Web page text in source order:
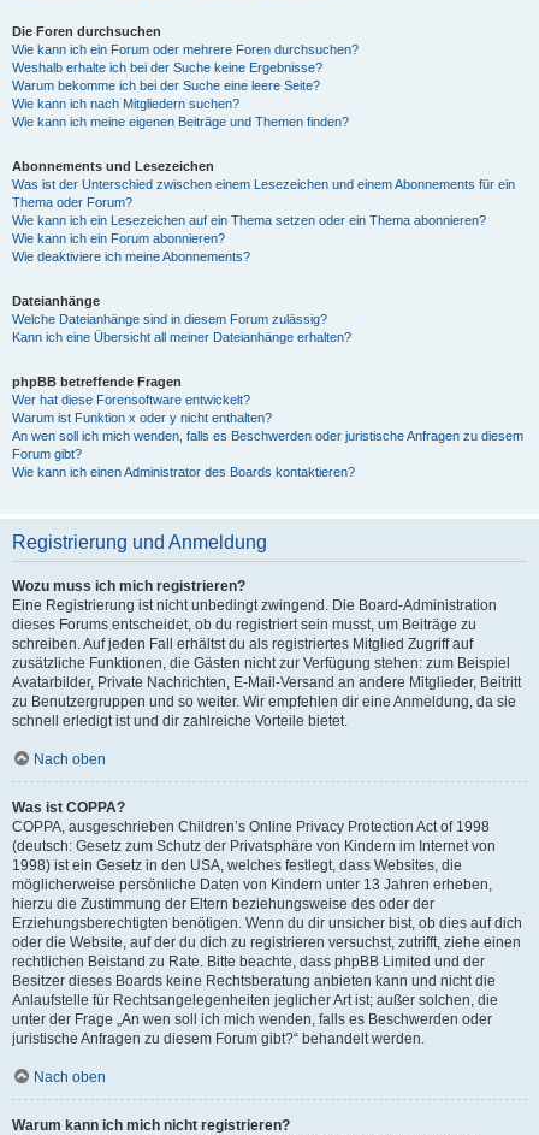
Die Foren durchsuchen
Wie kann ich ein Forum oder mehrere Foren durchsuchen?
Weshalb erhalte ich bei der Suche keine Ergebnisse?
Warum bekomme ich bei der Suche eine leere Seite?
Wie kann ich nach Mitgliedern suchen?
Wie kann ich meine eigenen Beiträge und Themen finden?
Abonnements und Lesezeichen
Was ist der Unterschied zwischen einem Lesezeichen und einem Abonnements für ein
Thema oder Forum?
Wie kann ich ein Lesezeichen auf ein Thema setzen oder ein Thema abonnieren?
Wie kann ich ein Forum abonnieren?
Wie deaktiviere ich meine Abonnements?
Dateianhänge
Welche Dateianhänge sind in diesem Forum zulässig?
Kann ich eine Übersicht all meiner Dateianhänge erhalten?
phpBB betreffende Fragen
Wer hat diese Forensoftware entwickelt?
Warum ist Funktion x oder y nicht enthalten?
An wen soll ich mich wenden, falls es Beschwerden oder juristische Anfragen zu diesem
Forum gibt?
Wie kann ich einen Administrator des Boards kontaktieren?
Registrierung und Anmeldung
Wozu muss ich mich registrieren?
Eine Registrierung ist nicht unbedingt zwingend. Die Board-Administration
dieses Forums entscheidet, ob du registriert sein musst, um Beiträge zu
schreiben. Auf jeden Fall erhältst du als registriertes Mitglied Zugriff auf
zusätzliche Funktionen, die Gästen nicht zur Verfügung stehen: zum Beispiel
Avatarbilder, Private Nachrichten, E-Mail-Versand an andere Mitglieder, Beitritt
zu Benutzergruppen und so weiter. Wir empfehlen dir eine Anmeldung, da sie
schnell erledigt ist und dir zahlreiche Vorteile bietet.
Nach oben
Was ist COPPA?
COPPA, ausgeschrieben Children’s Online Privacy Protection Act of 1998
(deutsch: Gesetz zum Schutz der Privatsphäre von Kindern im Internet von
1998) ist ein Gesetz in den USA, welches festlegt, dass Websites, die
möglicherweise persönliche Daten von Kindern unter 13 Jahren erheben,
hierzu die Zustimmung der Eltern beziehungsweise des oder der
Erziehungsberechtigten benötigen. Wenn du dir unsicher bist, ob dies auf dich
oder die Website, auf der du dich zu registrieren versuchst, zutrifft, ziehe einen
rechtlichen Beistand zu Rate. Bitte beachte, dass phpBB Limited und der
Besitzer dieses Boards keine Rechtsberatung anbieten kann und nicht die
Anlaufstelle für Rechtsangelegenheiten jeglicher Art ist; außer solchen, die
unter der Frage „An wen soll ich mich wenden, falls es Beschwerden oder
juristische Anfragen zu diesem Forum gibt?“ behandelt werden.
Nach oben
Warum kann ich mich nicht registrieren?